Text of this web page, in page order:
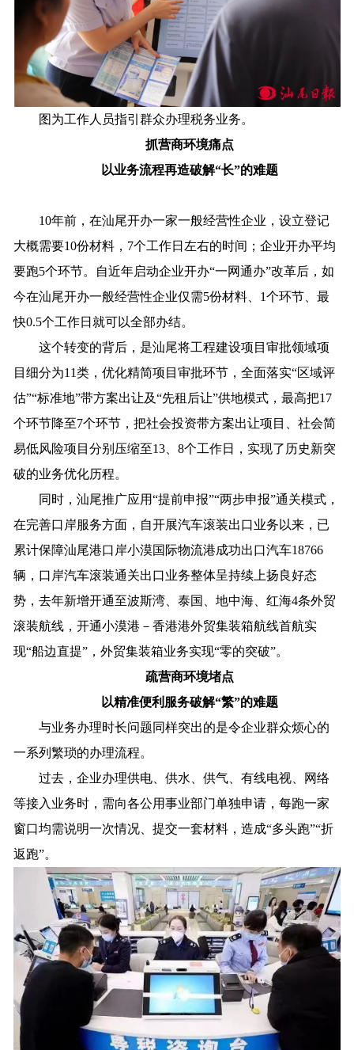
图为工作人员指引群众办理税务业务。
抓营商环境痛点
以业务流程再造破解“长”的难题
10年前，在汕尾开办一家一般经营性企业，设立登记
大概需要10份材料，7个工作日左右的时间；企业开办平均
要跑5个环节。自近年启动企业开办“一网通办”改革后，如
今在汕尾开办一般经营性企业仅需5份材料、1个环节、最
快0.5个工作日就可以全部办结。
这个转变的背后，是汕尾将工程建设项目审批领域项
目细分为11类，优化精简项目审批环节，全面落实“区域评
估”“标准地”带方案出让及“先租后让”供地模式，最高把17
个环节降至7个环节，把社会投资带方案出让项目、社会简
易低风险项目分别压缩至13、8个工作日，实现了历史新突
破的业务优化历程。
同时，汕尾推广应用“提前申报”“两步申报”通关模式，
在完善口岸服务方面，自开展汽车滚装出口业务以来，已
累计保障汕尾港口岸小漠国际物流港成功出口汽车18766
辆，口岸汽车滚装通关出口业务整体呈持续上扬良好态
势，去年新增开通至波斯湾、泰国、地中海、红海4条外贸
滚装航线，开通小漠港－香港港外贸集装箱航线首航实
现“船边直提”，外贸集装箱业务实现“零的突破”。
疏营商环境堵点
以精准便利服务破解“繁”的难题
与业务办理时长问题同样突出的是令企业群众烦心的
一系列繁琐的办理流程。
过去，企业办理供电、供水、供气、有线电视、网络
等接入业务时，需向各公用事业部门单独申请，每跑一家
窗口均需说明一次情况、提交一套材料，造成“多头跑”“折
返跑”。